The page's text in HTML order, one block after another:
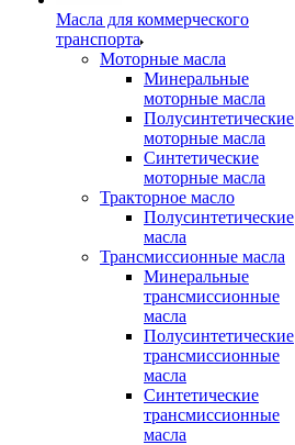
Масла для коммерческого
транспорта
Моторные масла
Минеральные
моторные масла
Полусинтетические
моторные масла
Синтетические
моторные масла
Тракторное масло
Полусинтетические
масла
Трансмиссионные масла
Минеральные
трансмиссионные
масла
Полусинтетические
трансмиссионные
масла
Синтетические
трансмиссионные
масла